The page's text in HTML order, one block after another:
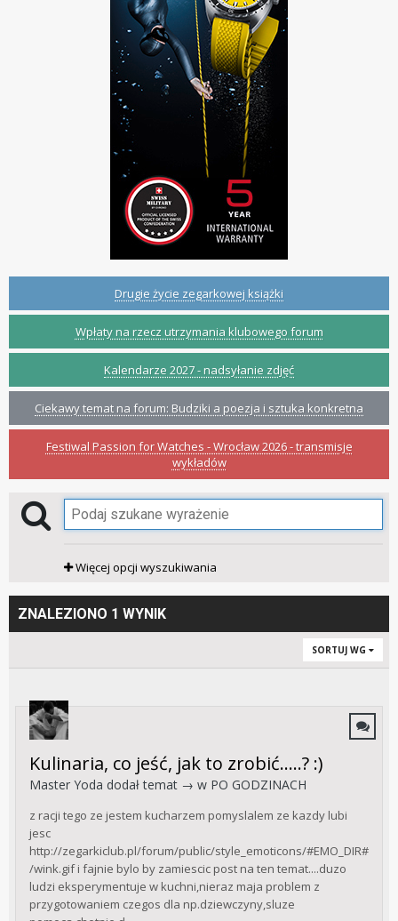
Drugie życie zegarkowej książki
Wpłaty na rzecz utrzymania klubowego forum
Kalendarze 2027 - nadsyłanie zdjęć
Ciekawy temat na forum: Budziki a poezja i sztuka konkretna
Festiwal Passion for Watches - Wrocław 2026 - transmisje
wykładów
Więcej opcji wyszukiwania
ZNALEZIONO 1 WYNIK
SORTUJ WG
Kulinaria, co jeść, jak to zrobić.....? :)
Master Yoda dodał temat → w PO GODZINACH
z racji tego ze jestem kucharzem pomyslalem ze kazdy lubi
jesc
http://zegarkiclub.pl/forum/public/style_emoticons/#EMO_DIR#
/wink.gif i fajnie bylo by zamiescic post na ten temat....duzo
ludzi eksperymentuje w kuchni,nieraz maja problem z
przygotowaniem czegos dla np.dziewczyny,sluze